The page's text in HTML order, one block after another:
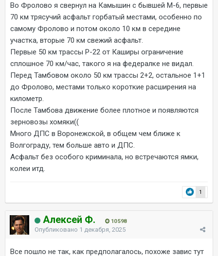
Во Фролово я свернул на Камышин с бывшей М-6, первые
70 км трясучий асфальт горбатый местами, особенно по
самому Фролово и потом около 10 км в середине
участка, вторые 70 км свежий асфальт.
Первые 50 км трассы Р-22 от Каширы ограничение
сплошное 70 км/час, такого я на федералке не видал.
Перед Тамбовом около 50 км трассы 2+2, остальное 1+1
до Фролово, местами только короткие расширения на
километр.
После Тамбова движение более плотное и появляются
зерновозы хомяки((
Много ДПС в Воронежской, в общем чем ближе к
Волгограду, тем больше авто и ДПС.
Асфальт без особого криминала, но встречаются ямки,
колеи итд.
1
Алексей Ф. 10 598
Опубликовано 1 декабря, 2025
Все пошло не так, как предполагалось, похоже завис тут